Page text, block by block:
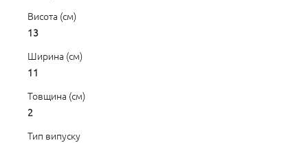
Висота (см)
13
Ширина (см)
11
Товщина (см)
2
Тип випуску